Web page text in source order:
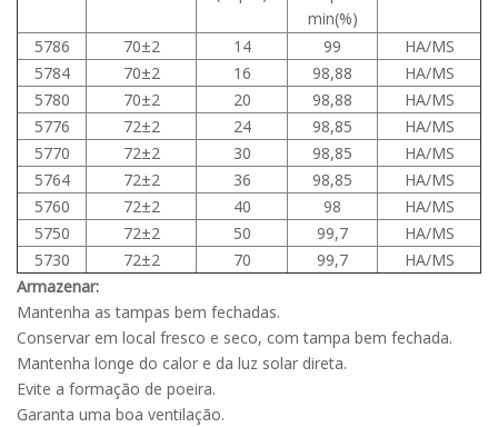
min(%)
5786 70±2 14 99
HA/MS
5784
70±2 16 98,88
HA/MS
5780
70±2 20 98,88
HA/MS
5776
72±2 24 98,85
HA/MS
5770
72±2 30 98,85
HA/MS
5764
72±2 36 98,85
HA/MS
5760
72±2 40 98
HA/MS
5750
72±2 50 99,7
HA/MS
5730
72±2 70 99,7
HA/MS
Armazenar:
Mantenha as tampas bem fechadas.
Conservar em local fresco e seco, com tampa bem fechada.
Mantenha longe do calor e da luz solar direta.
Evite a formação de poeira.
Garanta uma boa ventilação.